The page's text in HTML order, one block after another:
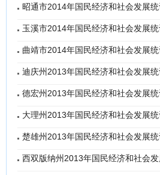
昭通市2014年国民经济和社会发展
玉溪市2014年国民经济和社会发展
曲靖市2014年国民经济和社会发展
迪庆州2013年国民经济和社会发展
德宏州2013年国民经济和社会发展
大理州2013年国民经济和社会发展
楚雄州2013年国民经济和社会发展
西双版纳州2013年国民经济和社会